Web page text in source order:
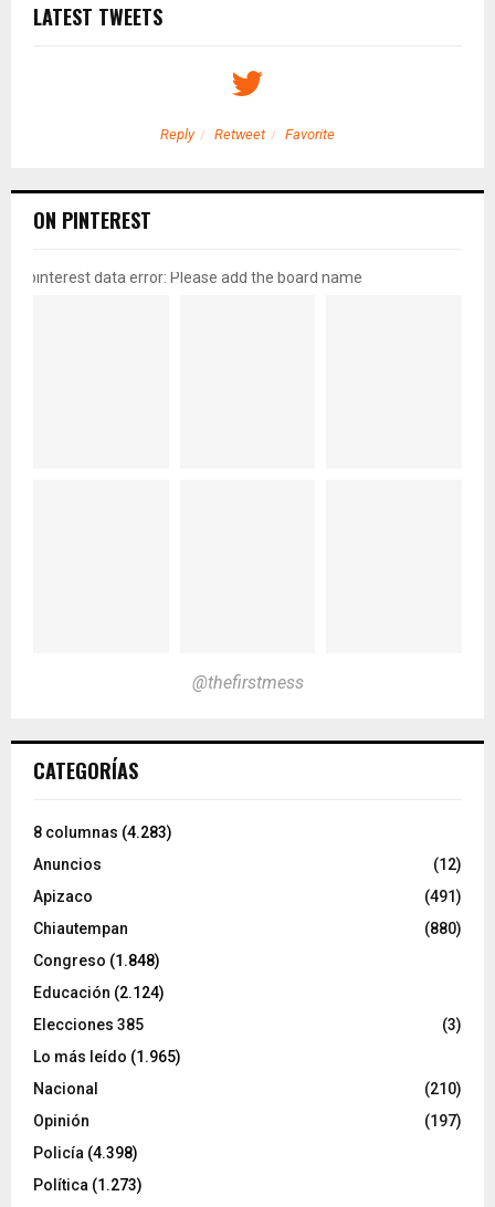
LATEST TWEETS
Reply Retweet Favorite
ON PINTEREST
pinterest data error: Please add the board name
@thefirstmess
CATEGORÍAS
8 columnas (4.283)
Anuncios
(12)
Apizaco
(491)
Chiautempan
(880)
Congreso (1.848)
Educación (2.124)
Elecciones 385
(3)
Lo más leído (1.965)
Nacional
(210)
Opinión
(197)
Policía (4.398)
Política (1.273)